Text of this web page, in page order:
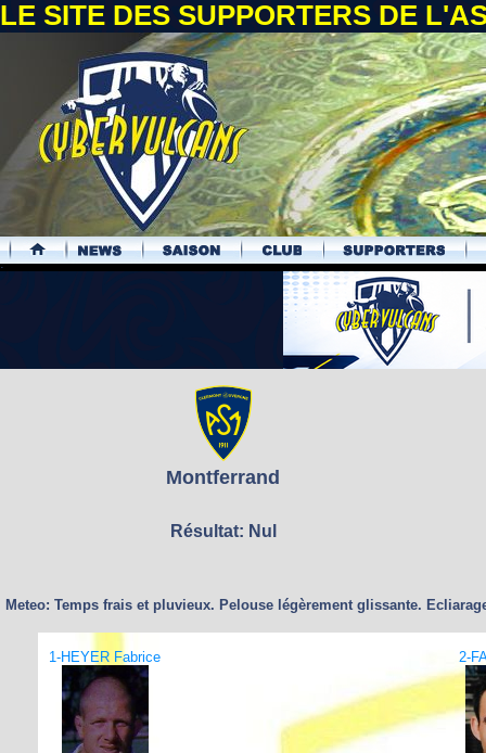
LE SITE DES SUPPORTERS DE
.
Montferrand
Résultat: Nul
Meteo: Temps frais et pluvieux. Pelouse légèrement glissante.
1-HEYER Fabrice 2-